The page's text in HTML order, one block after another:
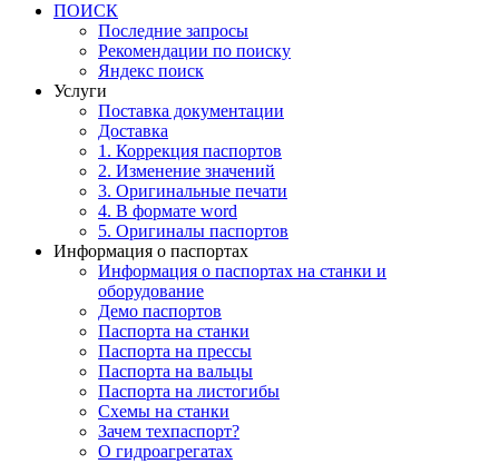
ПОИСК
Последние запросы
Рекомендации по поиску
Яндекс поиск
Услуги
Поставка документации
Доставка
1. Коррекция паспортов
2. Изменение значений
3. Оригинальные печати
4. В формате word
5. Оригиналы паспортов
Информация о паспортах
Информация о паспортах на станки и
оборудование
Демо паспортов
Паспорта на станки
Паспорта на прессы
Паспорта на вальцы
Паспорта на листогибы
Схемы на станки
Зачем техпаспорт?
О гидроагрегатах